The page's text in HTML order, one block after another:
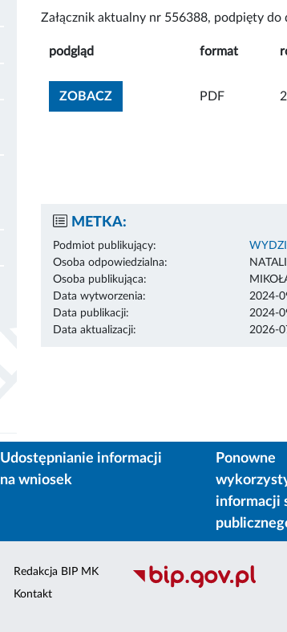
Załącznik aktualny nr 556388, podpięty do
podgląd format
ZOBACZZOBACZ ZAŁĄCZNIK
PDF
METKA:
Podmiot publikujący:
Osoba odpowiedzialna:
Osoba publikująca:
Data wytworzenia:
2024-
Data publikacji:
2024-
Data aktualizacji:
2026-
Udostępnianie informacji
na wniosek
Ponowne
informacji
Redakcja BIP MK
Kontakt